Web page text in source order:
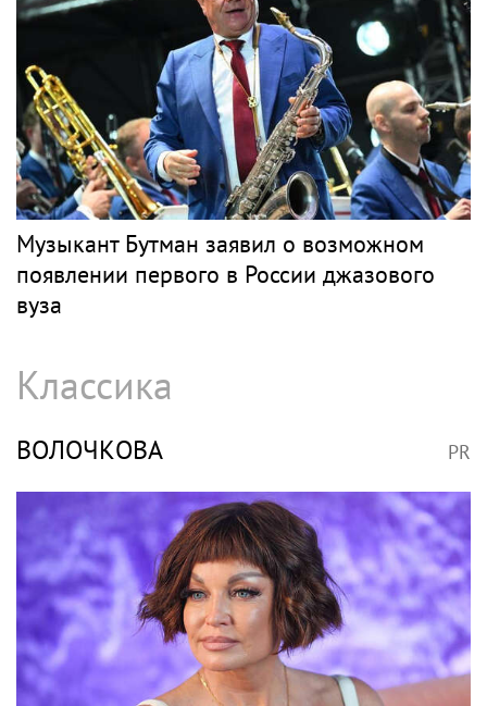
Музыкант Бутман заявил о возможном
появлении первого в России джазового
вуза
Классика
ВОЛОЧКОВА PR